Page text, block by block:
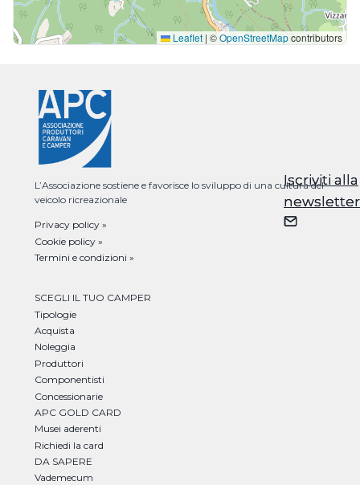
Iscriviti alla
newsletter
Leaflet | ©OpenStreetMapcontributors
L’Associazione sostiene e favorisce lo sviluppo di una cultura del
veicolo ricreazionale
Privacy policy »
Cookie policy »
Termini e condizioni »
SCEGLI IL TUO CAMPER
Tipologie
Acquista
Noleggia
Produttori
Componentisti
Concessionarie
APC GOLD CARD
Musei aderenti
Richiedi la card
DA SAPERE
Vademecum
Iscriviti alla
newsletter